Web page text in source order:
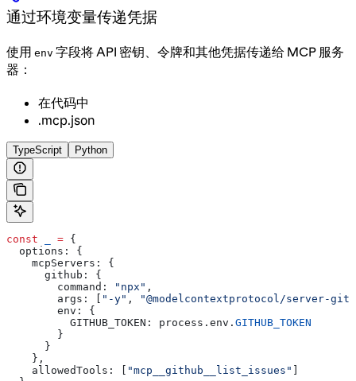
通过环境变量传递凭据
使用 env 字段将 API 密钥、令牌和其他凭据传递给 MCP 服务
器：
在代码中
.mcp.json
TypeScript Python
const = {
  options:
{
    mcpServers:
{
      github:
{
        command:
"npx" ,
        args:
[ "-y" ,
"@modelcontextprotocol/server-
        env:
{
          GITHUB_TOKEN:
process . env . GITHUB_TOKEN
        }
      }
    },
    allowedTools:
[ "mcp__github__list_issues" ]